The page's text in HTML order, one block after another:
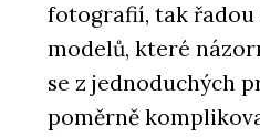
fotografií, tak řadou
modelů, které
se z jednoduchých
poměrně